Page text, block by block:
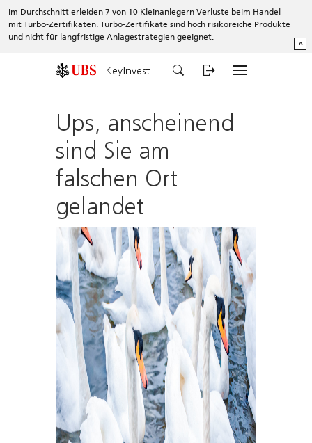
Im Durchschnitt erleiden 7 von 10 Kleinanlegern Verluste beim Handel
mit Turbo-Zertifikaten. Turbo-Zertifikate sind hoch risikoreiche Produkte
und nicht für langfristige Anlagestrategien geeignet.
^
KeyInvest
Ups, anscheinend
sind Sie am
falschen Ort
gelandet